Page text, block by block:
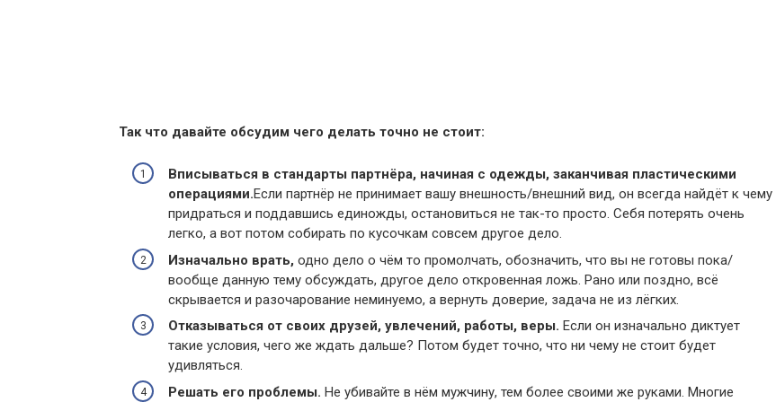
Так что давайте обсудим чего делать точно не стоит:
Вписываться в стандарты партнёра, начиная с одежды, заканчивая пластическими
операциями.Если партнёр не принимает вашу внешность/внешний вид, он всегда найдёт к чему
придраться и поддавшись единожды, остановиться не так-то просто. Себя потерять очень
легко, а вот потом собирать по кусочкам совсем другое дело.
Изначально врать, одно дело о чём то промолчать, обозначить, что вы не готовы пока/
вообще данную тему обсуждать, другое дело откровенная ложь. Рано или поздно, всё
скрывается и разочарование неминуемо, а вернуть доверие, задача не из лёгких.
Отказываться от своих друзей, увлечений, работы, веры. Если он изначально диктует
такие условия, чего же ждать дальше? Потом будет точно, что ни чему не стоит будет
удивляться.
Решать его проблемы. Не убивайте в нём мужчину, тем более своими же руками. Многие